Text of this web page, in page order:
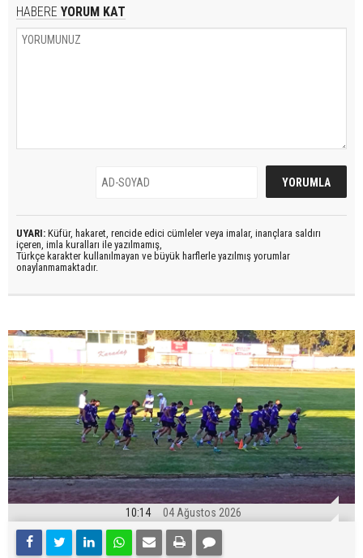
HABERE YORUM KAT
UYARI: Küfür, hakaret, rencide edici cümleler veya imalar, inançlara saldırı
içeren, imla kuralları ile yazılmamış,
Türkçe karakter kullanılmayan ve büyük harflerle yazılmış yorumlar
onaylanmamaktadır.
10:14 04 Ağustos 2026